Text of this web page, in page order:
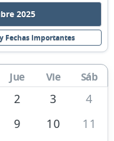
2025
Fechas Importantes
Jue Vie Sáb
2 3
4
9 10
11